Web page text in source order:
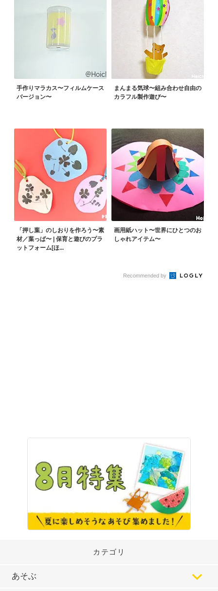
手作りマラカス〜フィルムケース
バージョン〜
まんまる気球〜組み合わせ自由の
カラフル製作遊び〜
「押し葉」のしおりを作ろう〜素
材／葉っぱ〜 | 保育と遊びのプラ
ットフォーム[ほ...
画用紙ハット〜世界にひとつのお
しゃれアイテム〜
Recommended by
カテゴリ
あそぶ